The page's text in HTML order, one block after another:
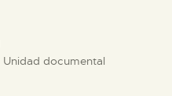
Unidad documental